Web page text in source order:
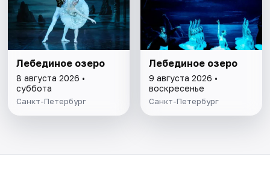
Лебединое озеро
8 августа 2026 •
суббота
Санкт-Петербург
Лебединое озеро
9 августа 2026 •
воскресенье
Санкт-Петербург